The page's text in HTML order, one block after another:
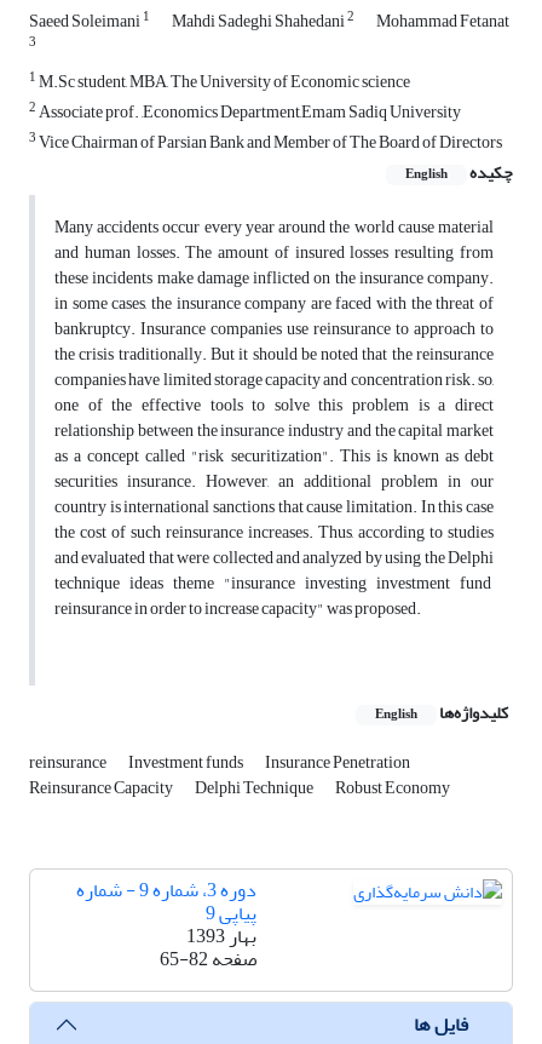
Saeed Soleimani1 Mahdi Sadeghi Shahedani2 Mohammad Fetanat
3
1M.Sc student, MBA, The University of Economic science
2Associate prof. ,Economics Department,Emam Sadiq University
3Vice Chairman of Parsian Bank and Member of The Board of Directors
چکیده
English
Many accidents occur every year around the world cause material
and human losses. The amount of insured losses resulting from
these incidents make damage inflicted on the insurance company.
in some cases, the insurance company are faced with the threat of
bankruptcy. Insurance companies use reinsurance to approach to
the crisis traditionally. But it should be noted that the reinsurance
companies have limited storage capacity and concentration risk. so,
one of the effective tools to solve this problem is a direct
relationship between the insurance industry and the capital market
as a concept called "risk securitization". This is known as debt
securities insurance. However, an additional problem in our
country is international sanctions that cause limitation. In this case
the cost of such reinsurance increases. Thus, according to studies
and evaluated that were collected and analyzed by using the Delphi
technique ideas theme "insurance investing investment fund
reinsurance in order to increase capacity" was proposed.
کلیدواژه‌ها English
reinsurance Investment funds Insurance Penetration
Reinsurance Capacity Delphi Technique Robust Economy
دوره 3، شماره 9 - شماره
پیاپی 9
بهار 1393
صفحه65-82
فایل ها